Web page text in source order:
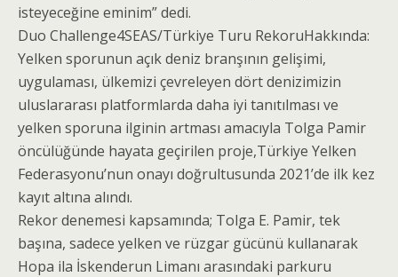
isteyeceğine eminim” dedi.
Duo Challenge4SEAS/Türkiye Turu RekoruHakkında:
Yelken sporunun açık deniz branşının gelişimi,
uygulaması, ülkemizi çevreleyen dört denizimizin
uluslararası platformlarda daha iyi tanıtılması ve
yelken sporuna ilginin artması amacıyla Tolga Pamir
öncülüğünde hayata geçirilen proje,Türkiye Yelken
Federasyonu’nun onayı doğrultusunda 2021’de ilk kez
kayıt altına alındı.
Rekor denemesi kapsamında; Tolga E. Pamir, tek
başına, sadece yelken ve rüzgar gücünü kullanarak
Hopa ila İskenderun Limanı arasındaki parkuru